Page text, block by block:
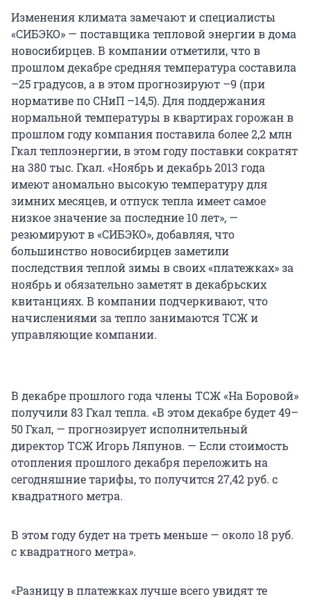
Изменения климата замечают и специалисты
«СИБЭКО» — поставщика тепловой энергии в дома
новосибирцев. В компании отметили, что в
прошлом декабре средняя температура составила
–25 градусов, а в этом прогнозируют –9 (при
нормативе по СНиП –14,5). Для поддержания
нормальной температуры в квартирах горожан в
прошлом году компания поставила более 2,2 млн
Гкал теплоэнергии, в этом году поставки сократят
на 380 тыс. Гкал. «Ноябрь и декабрь 2013 года
имеют аномально высокую температуру для
зимних месяцев, и отпуск тепла имеет самое
низкое значение за последние 10 лет», —
резюмируют в «СИБЭКО», добавляя, что
большинство новосибирцев заметили
последствия теплой зимы в своих «платежках» за
ноябрь и обязательно заметят в декабрьских
квитанциях. В компании подчеркивают, что
начислениями за тепло занимаются ТСЖ и
управляющие компании.
В декабре прошлого года члены ТСЖ «На Боровой»
получили 83 Гкал тепла. «В этом декабре будет 49–
50 Гкал, — прогнозирует исполнительный
директор ТСЖ Игорь Ляпунов. — Если стоимость
отопления прошлого декабря переложить на
сегодняшние тарифы, то получится 27,42 руб. с
квадратного метра.
В этом году будет на треть меньше — около 18 руб.
с квадратного метра».
«Разницу в платежках лучше всего увидят те